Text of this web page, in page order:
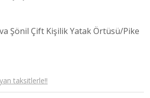
Şönil Çift Kişilik Yatak Örtüsü/Pike
taksitlerle!!